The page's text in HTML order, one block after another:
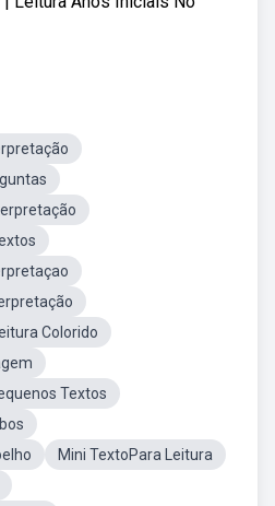
Colorido
Textos
Mini TextoPara Leitura